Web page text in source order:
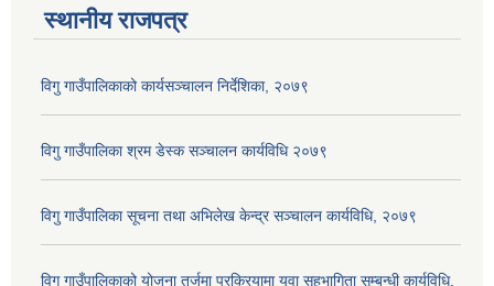
स्थानीय राजपत्र
विगु गाउँपालिकाको कार्यसञ्‍चालन निर्देशिका, २०७९
विगु गाउँपालिका श्रम डेस्क सञ्चालन कार्यविधि २०७९
विगु गाउँपालिका सूचना तथा अभिलेख केन्द्र सञ्चालन कार्यविधि, २०७९
विगु गाउँपालिकाको योजना तर्जुमा प्रक्रियामा युवा सहभागिता सम्बन्धी कार्यविधि,